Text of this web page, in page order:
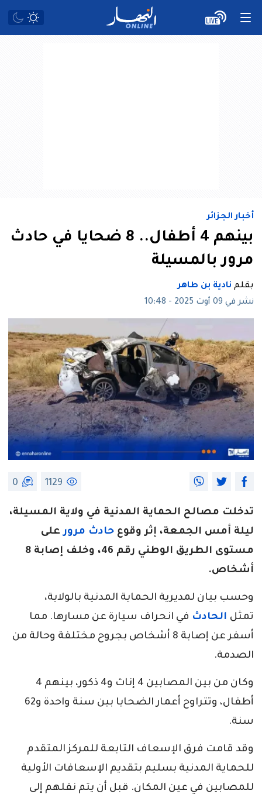
أخبار الجزائر
بينهم 4 أطفال.. 8 ضحايا في حادث
مرور بالمسيلة
بقلم نادية بن طاهر
نشر في 09 أوت 2025 - 10:48
1129
0
تدخلت مصالح الحماية المدنية في ولاية المسيلة،
ليلة أمس الجمعة، إثر وقوع حادث مرورعلى
مستوى الطريق الوطني رقم 46، وخلف إصابة 8
أشخاص.
وحسب بيان لمديرية الحماية المدنية بالولاية،
تمثل الحادث في انحراف سيارة عن مسارها. مما
أسفر عن إصابة 8 أشخاص بجروح مختلفة وحالة من
الصدمة.
وكان من بين المصابين 4 إناث و4 ذكور، بينهم 4
أطفال، وتتراوح أعمار الضحايا بين سنة واحدة و62
سنة.
وقد قامت فرق الإسعاف التابعة للمركز المتقدم
للحماية المدنية بسليم بتقديم الإسعافات الأولية
للمصابين في عين المكان. قبل أن يتم نقلهم إلى